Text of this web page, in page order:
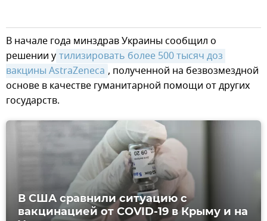
В начале года минздрав Украины сообщил о
решении у тилизировать более 500 тысяч доз
вакцины AstraZeneca , полученной на безвозмездной
основе в качестве гуманитарной помощи от других
государств.
В США сравнили ситуацию с
вакцинацией от COVID-19 в Крыму и на